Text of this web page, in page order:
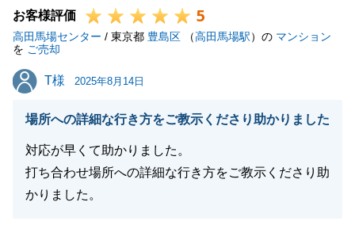
引き続き、今後とも何卒どうぞよろしくお願い申し上
げます。
お客様評価 5
高田馬場センター / 東京都 豊島区 （高田馬場駅）の マンション
を ご売却
T様
T様 2025年8月14日
場所への詳細な行き方をご教示くださり助かりました
対応が早くて助かりました。
打ち合わせ場所への詳細な行き方をご教示くださり助
かりました。